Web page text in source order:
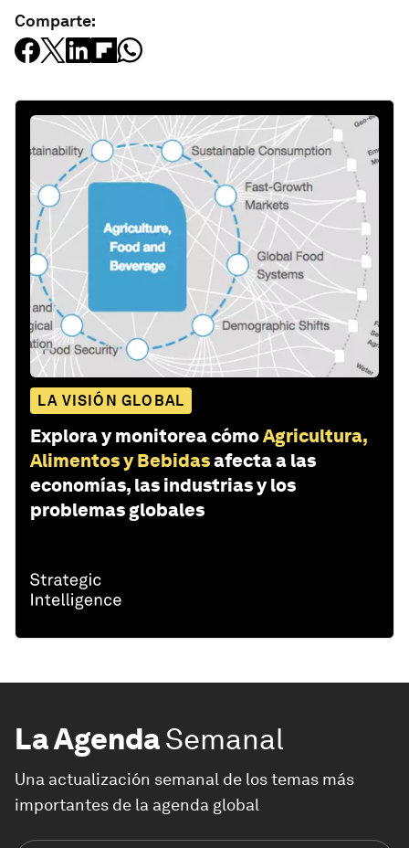
Comparte:
LA VISIÓN GLOBAL
Explora y monitorea cómoAgricultura,
Alimentos y Bebidasafecta a las
economías, las industrias y los
problemas globales
La AgendaSemanal
Una actualización semanal de los temas más
importantes de la agenda global